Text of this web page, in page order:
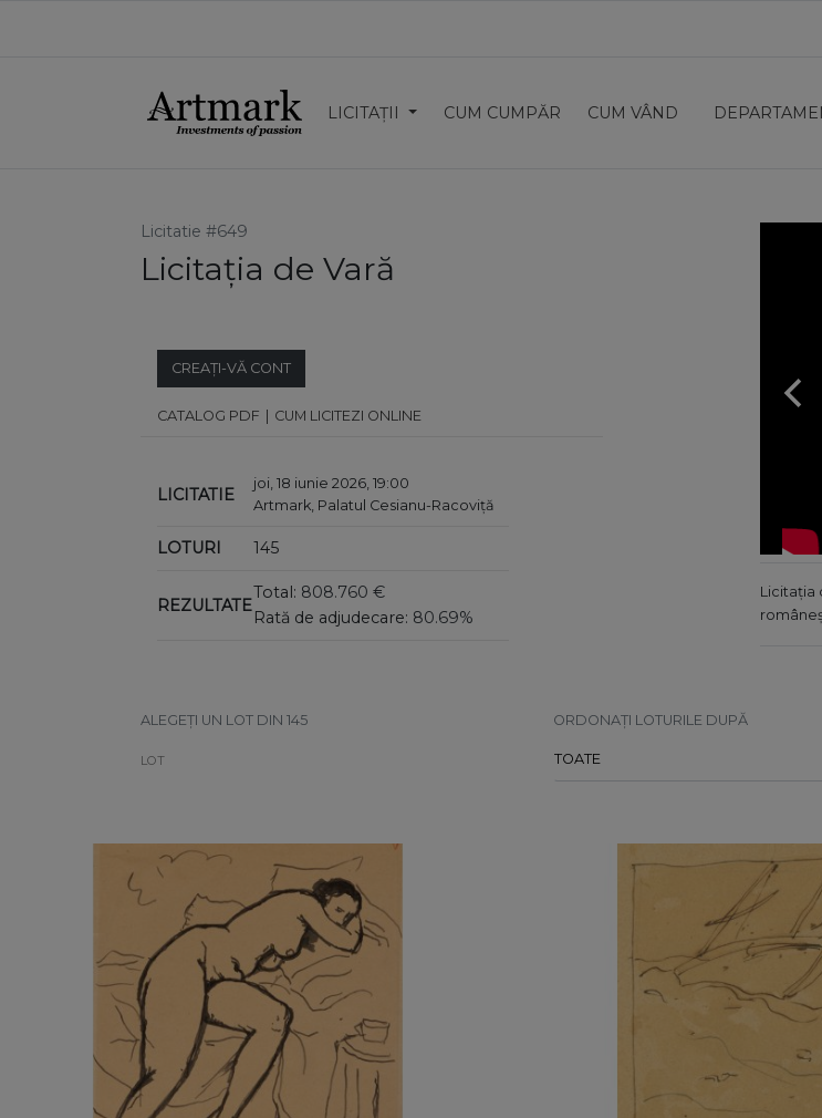
LICITAȚII CUM CUMPĂR CUM VÂND
Licitatie #649
Licitația de Vară
CREAȚI-VĂ CONT
CATALOG PDF CUM LICITEZI ONLINE
LICITATIE
joi, 18 iunie 2026, 19:00
Artmark, Palatul Cesianu-Racoviță
LOTURI 145
REZULTATE
Total: 808.760 €
Rată de adjudecare: 80.69%
Licitația
ALEGEȚI UN LOT DIN 145 ORDONAȚI LOTURILE DUPĂ